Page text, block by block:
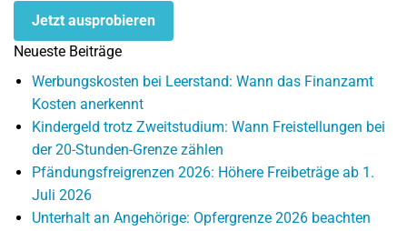
Jetzt ausprobieren
Neueste Beiträge
Werbungskosten bei Leerstand: Wann das Finanzamt
Kosten anerkennt
Kindergeld trotz Zweitstudium: Wann Freistellungen bei
der 20-Stunden-Grenze zählen
Pfändungsfreigrenzen 2026: Höhere Freibeträge ab 1.
Juli 2026
Unterhalt an Angehörige: Opfergrenze 2026 beachten